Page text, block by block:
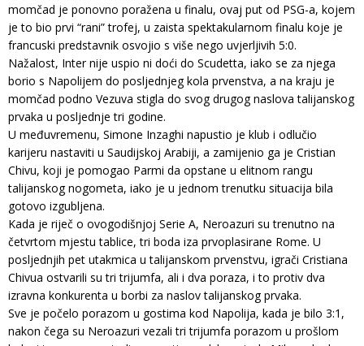
momčad je ponovno poražena u finalu, ovaj put od PSG-a, kojem
je to bio prvi “rani” trofej, u zaista spektakularnom finalu koje je
francuski predstavnik osvojio s više nego uvjerljivih 5:0.
Nažalost, Inter nije uspio ni doći do Scudetta, iako se za njega
borio s Napolijem do posljednjeg kola prvenstva, a na kraju je
momčad podno Vezuva stigla do svog drugog naslova talijanskog
prvaka u posljednje tri godine.
U međuvremenu, Simone Inzaghi napustio je klub i odlučio
karijeru nastaviti u Saudijskoj Arabiji, a zamijenio ga je Cristian
Chivu, koji je pomogao Parmi da opstane u elitnom rangu
talijanskog nogometa, iako je u jednom trenutku situacija bila
gotovo izgubljena.
Kada je riječ o ovogodišnjoj Serie A, Neroazuri su trenutno na
četvrtom mjestu tablice, tri boda iza prvoplasirane Rome. U
posljednjih pet utakmica u talijanskom prvenstvu, igrači Cristiana
Chivua ostvarili su tri trijumfa, ali i dva poraza, i to protiv dva
izravna konkurenta u borbi za naslov talijanskog prvaka.
Sve je počelo porazom u gostima kod Napolija, kada je bilo 3:1,
nakon čega su Neroazuri vezali tri trijumfa porazom u prošlom